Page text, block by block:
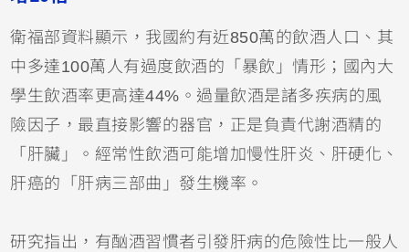
衛福部資料顯示，我國約有近850萬的飲酒人口、其
中多達100萬人有過度飲酒的「暴飲」情形；國內大
學生飲酒率更高達44%。過量飲酒是諸多疾病的風
險因子，最直接影響的器官，正是負責代謝酒精的
「肝臟」。經常性飲酒可能增加慢性肝炎、肝硬化、
肝癌的「肝病三部曲」發生機率。
研究指出，有酗酒習慣者引發肝病的危險性比一般人